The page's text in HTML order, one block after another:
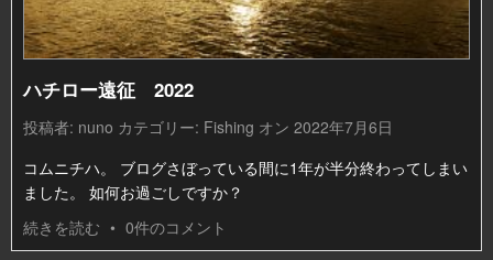
ハチロー遠征 2022
投稿者: nuno カテゴリー: Fishing オン 2022年7月6日
コムニチハ。 ブログさぼっている間に1年が半分終わってしまい
ました。 如何お過ごしですか？
続きを読む • 0件のコメント